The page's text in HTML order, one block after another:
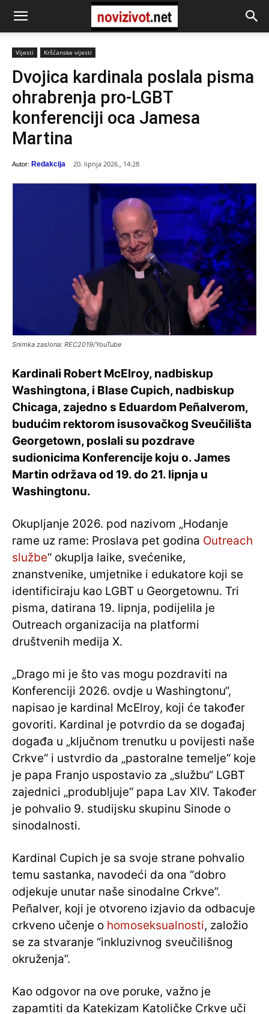
Vijesti Kršćanske vijesti
Dvojica kardinala poslala pisma
ohrabrenja pro-LGBT
konferenciji oca Jamesa
Martina
Autor: Redakcija 20. lipnja 2026., 14:28
Snimka zaslona: REC2019/YouTube
Kardinali Robert McElroy, nadbiskup
Washingtona, i Blase Cupich, nadbiskup
Chicaga, zajedno s Eduardom Peñalverom,
budućim rektorom isusovačkog Sveučilišta
Georgetown, poslali su pozdrave
sudionicima Konferencije koju o. James
Martin održava od 19. do 21. lipnja u
Washingtonu.
Okupljanje 2026. pod nazivom „Hodanje
rame uz rame: Proslava pet godina Outreach
službe“ okuplja laike, svećenike,
znanstvenike, umjetnike i edukatore koji se
identificiraju kao LGBT u Georgetownu. Tri
pisma, datirana 19. lipnja, podijelila je
Outreach organizacija na platformi
društvenih medija X.
„Drago mi je što vas mogu pozdraviti na
Konferenciji 2026. ovdje u Washingtonu“,
napisao je kardinal McElroy, koji će također
govoriti. Kardinal je potvrdio da se događaj
događa u „ključnom trenutku u povijesti naše
Crkve“ i ustvrdio da „pastoralne temelje“ koje
je papa Franjo uspostavio za „službu“ LGBT
zajednici „produbljuje“ papa Lav XIV. Također
je pohvalio 9. studijsku skupinu Sinode o
sinodalnosti.
Kardinal Cupich je sa svoje strane pohvalio
temu sastanka, navodeći da ona “dobro
odjekuje unutar naše sinodalne Crkve”.
Peñalver, koji je otvoreno izjavio da odbacuje
crkveno učenje o homoseksualnosti, založio
se za stvaranje “inkluzivnog sveučilišnog
okruženja”.
Kao odgovor na ove poruke, važno je
zapamtiti da Katekizam Katoličke Crkve uči